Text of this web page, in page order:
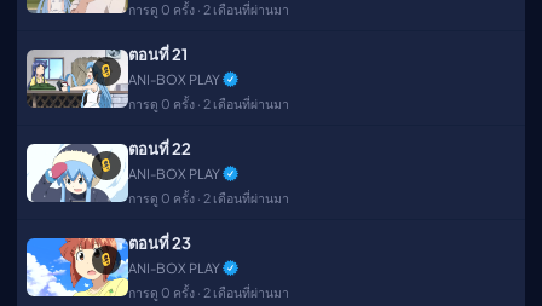
การดู 0 ครั้ง · 2 เดือนที่ผ่านมา
🔒
ตอนที่ 21
ANI-BOX PLAY
การดู 0 ครั้ง · 2 เดือนที่ผ่านมา
🔒
ตอนที่ 22
ANI-BOX PLAY
การดู 0 ครั้ง · 2 เดือนที่ผ่านมา
🔒
ตอนที่ 23
ANI-BOX PLAY
การดู 0 ครั้ง · 2 เดือนที่ผ่านมา